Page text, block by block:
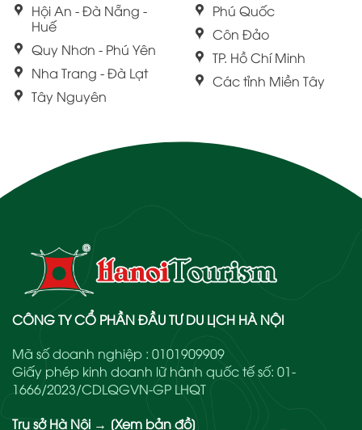
Hội An - Đà Nẵng -
Huế
Quy Nhơn - Phú Yên
Nha Trang - Đà Lạt
Tây Nguyên
Phú Quốc
Côn Đảo
TP. Hồ Chí Minh
Các tỉnh Miền Tây
CÔNG TY CỔ PHẦN ĐẦU TƯ DU LỊCH HÀ NỘI
Mã số doanh nghiệp : 0101909909
Giấy phép kinh doanh lữ hành quốc tế số: 01-
1666/2023/CDLQGVN-GP LHQT
Trụ sở Hà Nội → [Xem bản đồ]